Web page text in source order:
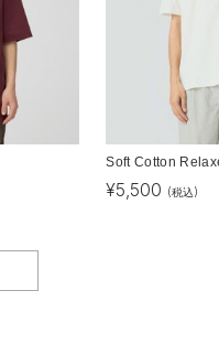
Soft Cotton
¥5,500 (税込)